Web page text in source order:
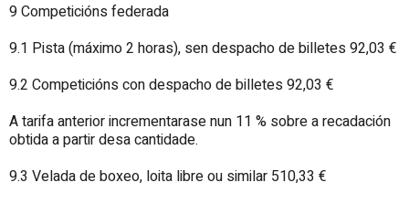
9 Competicións federada
9.1 Pista (máximo 2 horas), sen despacho de billetes 92,03 €
9.2 Competicións con despacho de billetes 92,03 €
A tarifa anterior incrementarase nun 11 % sobre a recadación
obtida a partir desa cantidade.
9.3 Velada de boxeo, loita libre ou similar 510,33 €